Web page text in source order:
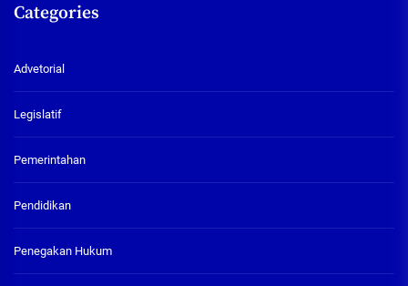
Categories
Advetorial
Legislatif
Pemerintahan
Pendidikan
Penegakan Hukum